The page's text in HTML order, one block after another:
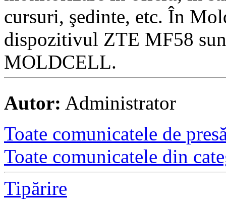
cursuri, şedinte, etc. În
dispozitivul ZTE MF58
MOLDCELL.
Autor: Administrator
Toate comunicatele de
Toate comunicatele din
Tipărire